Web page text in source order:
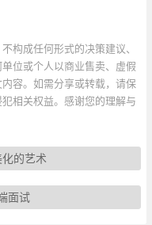
构成任何形式的决策建议、
位或个人以商业售卖、虚假
容。如需分享或转载，请保
相关权益。感谢您的理解与
的艺术
面试